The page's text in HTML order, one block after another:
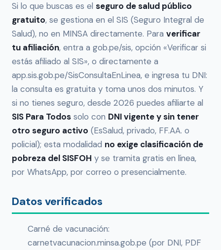
Si lo que buscas es el seguro de salud público
gratuito, se gestiona en el SIS (Seguro Integral de
Salud), no en MINSA directamente. Para verificar
tu afiliación, entra a gob.pe/sis, opción «Verificar si
estás afiliado al SIS», o directamente a
app.sis.gob.pe/SisConsultaEnLinea, e ingresa tu DNI:
la consulta es gratuita y toma unos dos minutos. Y
si no tienes seguro, desde 2026 puedes afiliarte al
SIS Para Todos solo con DNI vigente y sin tener
otro seguro activo (EsSalud, privado, FF.AA. o
policial); esta modalidad no exige clasificación de
pobreza del SISFOH y se tramita gratis en línea,
por WhatsApp, por correo o presencialmente.
Datos verificados
Carné de vacunación:
carnetvacunacion.minsa.gob.pe (por DNI, PDF